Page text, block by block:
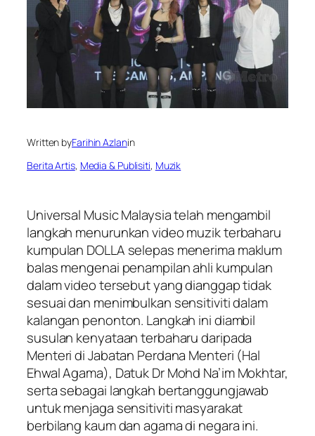
Written byFarihin Azlanin
Berita Artis, Media & Publisiti, Muzik
Universal Music Malaysia telah mengambil
langkah menurunkan video muzik terbaharu
kumpulan DOLLA selepas menerima maklum
balas mengenai penampilan ahli kumpulan
dalam video tersebut yang dianggap tidak
sesuai dan menimbulkan sensitiviti dalam
kalangan penonton. Langkah ini diambil
susulan kenyataan terbaharu daripada
Menteri di Jabatan Perdana Menteri (Hal
Ehwal Agama), Datuk Dr Mohd Na’im Mokhtar,
serta sebagai langkah bertanggungjawab
untuk menjaga sensitiviti masyarakat
berbilang kaum dan agama di negara ini.